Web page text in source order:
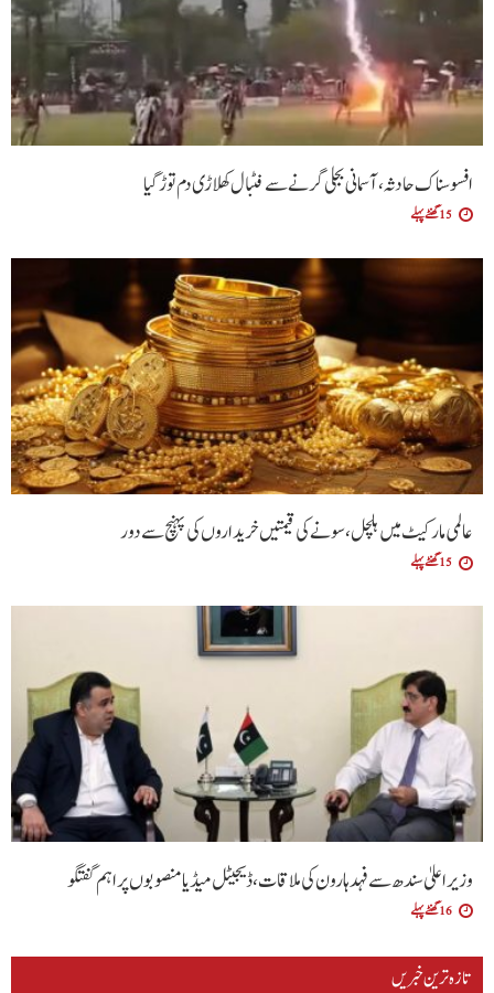
افسوسناک حادثہ، آسمانی بجلی گرنے سے فٹبال کھلاڑی دم توڑ گیا
15 گھنٹے پہلے
عالمی مارکیٹ میں ہلچل، سونے کی قیمتیں خریداروں کی پہنچ سے دور
15 گھنٹے پہلے
وزیراعلیٰ سندھ سے فہد ہارون کی ملاقات، ڈیجیٹل میڈیا منصوبوں پر اہم گفتگو
16 گھنٹے پہلے
تازہ ترین خبریں